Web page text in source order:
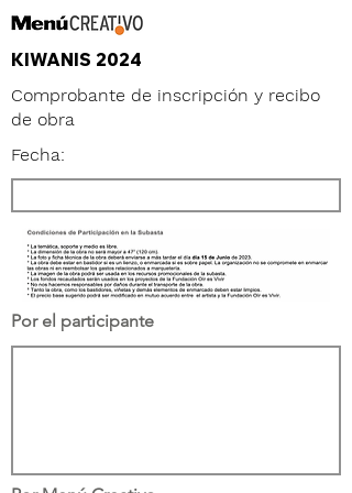
KIWANIS 2024
Comprobante de inscripción y recibo
de obra
Fecha:
Por el participante